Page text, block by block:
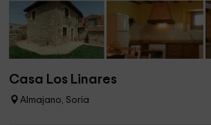
Casa Los Linares
Almajano, Soria